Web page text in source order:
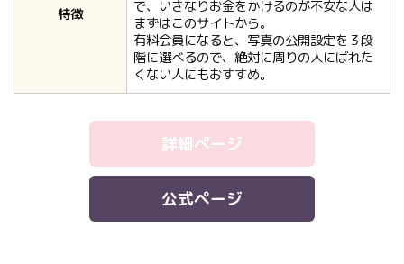
特徴
で、いきなりお金をかけるのが不安な人は
まずはこのサイトから。
有料会員になると、写真の公開設定を３段
階に選べるので、絶対に周りの人にばれた
くない人にもおすすめ。
詳細ページ
公式ページ